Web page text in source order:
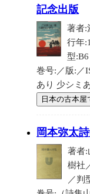
記念出版
著者:
行年
型:B6
巻号:／版:／
あり 少シミ
日本の古本屋
岡本弥太
著者:
樹社
／判